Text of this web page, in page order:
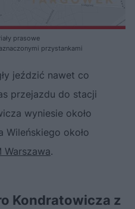
prasowe
przystankami
jeździć nawet co
przejazdu do stacji
wyniesie około
Wileńskiego około
Warszawa.
Kondratowicza z